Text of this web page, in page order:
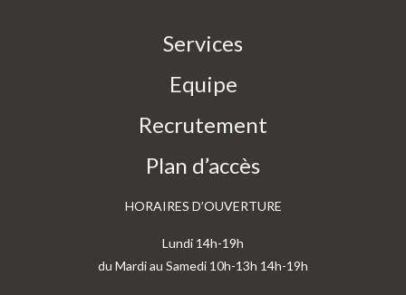
Services
Equipe
Recrutement
Plan d’accès
HORAIRES D’OUVERTURE
Lundi 14h-19h
du Mardi au Samedi 10h-13h 14h-19h